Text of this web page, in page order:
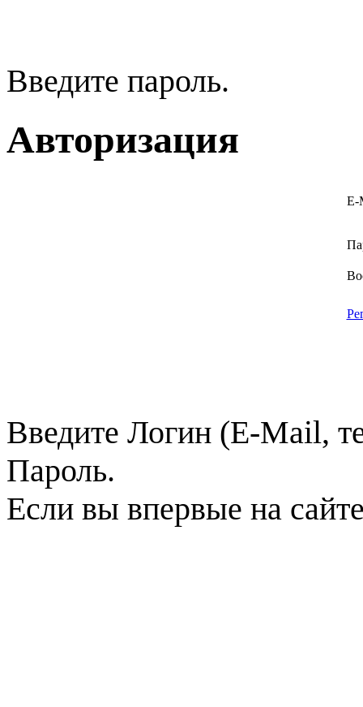
Введите пароль.
Авторизация
E-
Введите Логин (E-Mail,
Пароль.
Если вы впервые на